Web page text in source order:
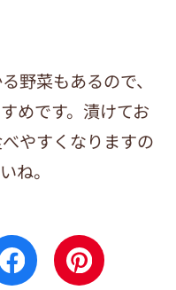
野菜もあるので、
めです。漬けてお
やすくなりますの
ね。